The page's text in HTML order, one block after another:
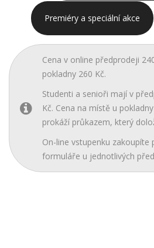
Premiéry a speciální akce
Cena v online předprodeji
pokladny 260 Kč.
Studenti a senioři mají v
Kč. Cena na místě u
prokáží průkazem, který
On-line vstupenku zakoupíte
formuláře u jednotlivých